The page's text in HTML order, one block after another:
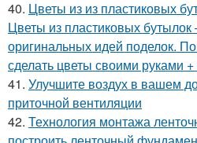
40. Цветы из из пластиковых
Цветы из пластиковых
оригинальных идей поделок.
сделать цветы своими руками
41. Улучшите воздух в вашем
приточной вентиляции
42. Технология монтажа